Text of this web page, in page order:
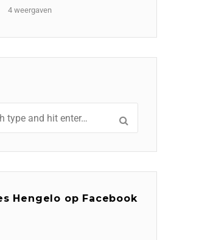
4 weergaven
Hengelo op Facebook